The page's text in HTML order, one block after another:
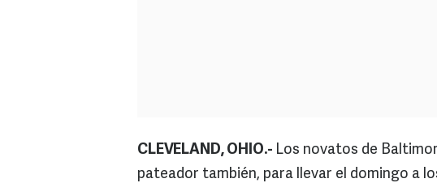
CLEVELAND, OHIO.- Los novatos de
pateador también, para llevar el domingo a